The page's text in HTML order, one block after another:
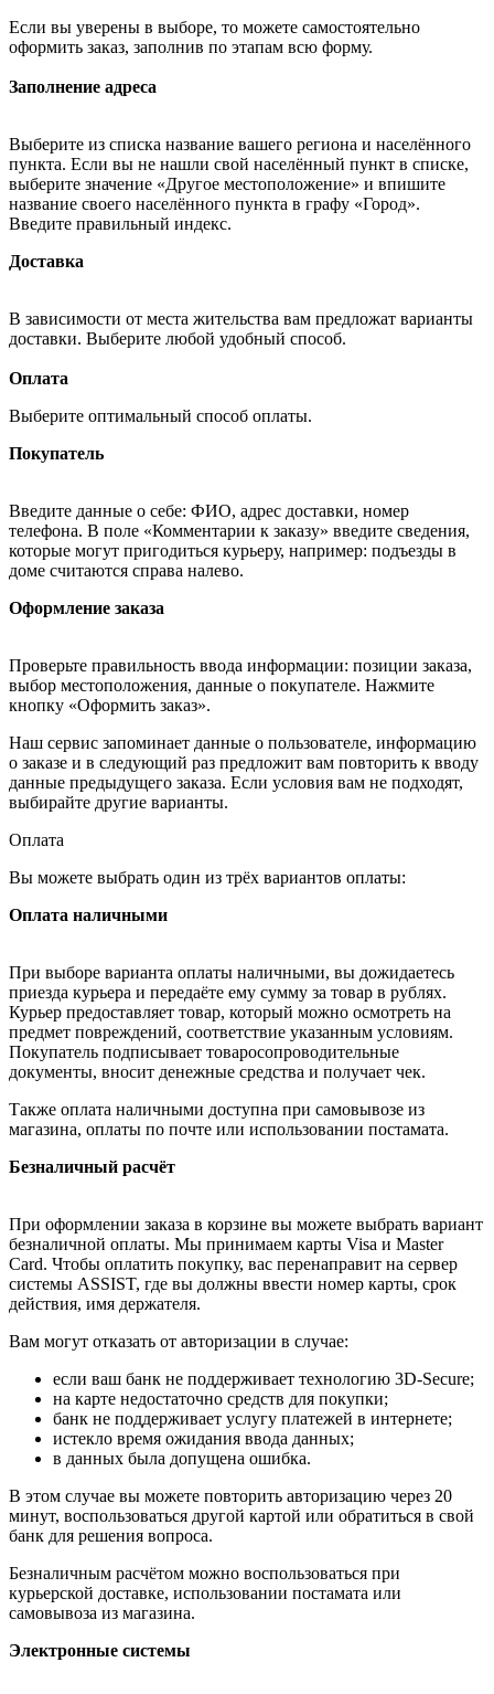
Если вы уверены в выборе, то можете самостоятельно
оформить заказ, заполнив по этапам всю форму.
Заполнение адреса
Выберите из списка название вашего региона и населённого
пункта. Если вы не нашли свой населённый пункт в списке,
выберите значение «Другое местоположение» и впишите
название своего населённого пункта в графу «Город».
Введите правильный индекс.
Доставка
В зависимости от места жительства вам предложат варианты
доставки. Выберите любой удобный способ.
Оплата
Выберите оптимальный способ оплаты.
Покупатель
Введите данные о себе: ФИО, адрес доставки, номер
телефона. В поле «Комментарии к заказу» введите сведения,
которые могут пригодиться курьеру, например: подъезды в
доме считаются справа налево.
Оформление заказа
Проверьте правильность ввода информации: позиции заказа,
выбор местоположения, данные о покупателе. Нажмите
кнопку «Оформить заказ».
Наш сервис запоминает данные о пользователе, информацию
о заказе и в следующий раз предложит вам повторить к вводу
данные предыдущего заказа. Если условия вам не подходят,
выбирайте другие варианты.
Оплата
Вы можете выбрать один из трёх вариантов оплаты:
Оплата наличными
При выборе варианта оплаты наличными, вы дожидаетесь
приезда курьера и передаёте ему сумму за товар в рублях.
Курьер предоставляет товар, который можно осмотреть на
предмет повреждений, соответствие указанным условиям.
Покупатель подписывает товаросопроводительные
документы, вносит денежные средства и получает чек.
Также оплата наличными доступна при самовывозе из
магазина, оплаты по почте или использовании постамата.
Безналичный расчёт
При оформлении заказа в корзине вы можете выбрать вариант
безналичной оплаты. Мы принимаем карты Visa и Master
Card. Чтобы оплатить покупку, вас перенаправит на сервер
системы ASSIST, где вы должны ввести номер карты, срок
действия, имя держателя.
Вам могут отказать от авторизации в случае:
если ваш банк не поддерживает технологию 3D-Secure;
на карте недостаточно средств для покупки;
банк не поддерживает услугу платежей в интернете;
истекло время ожидания ввода данных;
в данных была допущена ошибка.
В этом случае вы можете повторить авторизацию через 20
минут, воспользоваться другой картой или обратиться в свой
банк для решения вопроса.
Безналичным расчётом можно воспользоваться при
курьерской доставке, использовании постамата или
самовывоза из магазина.
Электронные системы